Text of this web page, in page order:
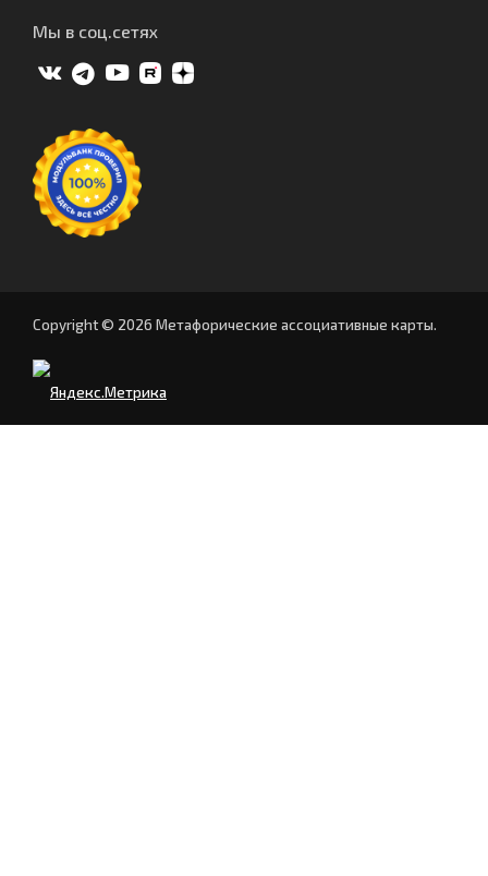
Мы в соц.сетях
Copyright © 2026 Метафорические ассоциативные карты.